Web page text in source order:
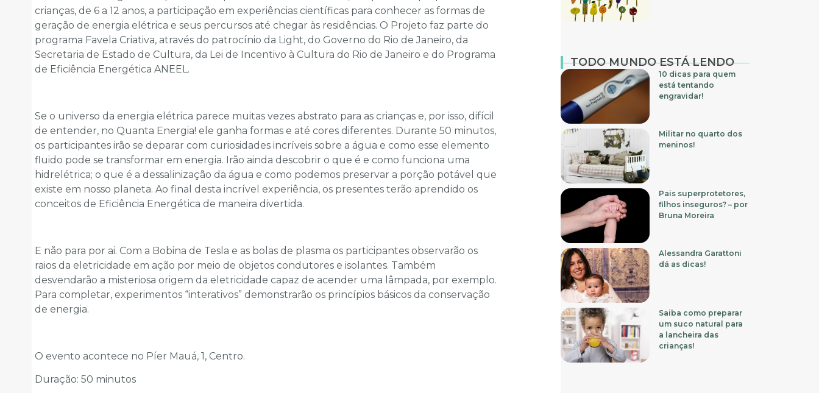
crianças, de 6 a 12 anos, a participação em experiências científicas para conhecer as formas de
geração de energia elétrica e seus percursos até chegar às residências. O Projeto faz parte do
programa Favela Criativa, através do patrocínio da Light, do Governo do Rio de Janeiro, da
Secretaria de Estado de Cultura, da Lei de Incentivo à Cultura do Rio de Janeiro e do Programa
de Eficiência Energética ANEEL.
Se o universo da energia elétrica parece muitas vezes abstrato para as crianças e, por isso, difícil
de entender, no Quanta Energia! ele ganha formas e até cores diferentes. Durante 50 minutos,
os participantes irão se deparar com curiosidades incríveis sobre a água e como esse elemento
fluido pode se transformar em energia. Irão ainda descobrir o que é e como funciona uma
hidrelétrica; o que é a dessalinização da água e como podemos preservar a porção potável que
existe em nosso planeta. Ao final desta incrível experiência, os presentes terão aprendido os
conceitos de Eficiência Energética de maneira divertida.
E não para por ai. Com a Bobina de Tesla e as bolas de plasma os participantes observarão os
raios da eletricidade em ação por meio de objetos condutores e isolantes. Também
desvendarão a misteriosa origem da eletricidade capaz de acender uma lâmpada, por exemplo.
Para completar, experimentos “interativos” demonstrarão os princípios básicos da conservação
de energia.
O evento acontece no Píer Mauá, 1, Centro.
Duração: 50 minutos
TODO MUNDO ESTÁ LENDO
10 dicas para quem
está tentando
engravidar!
Militar no quarto dos
meninos!
Pais superprotetores,
filhos inseguros? – por
Bruna Moreira
Alessandra Garattoni
dá as dicas!
Saiba como preparar
um suco natural para
a lancheira das
crianças!